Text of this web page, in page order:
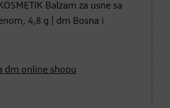
Balzam za usne sa
4,8 g | dm Bosna i
dm online shopu